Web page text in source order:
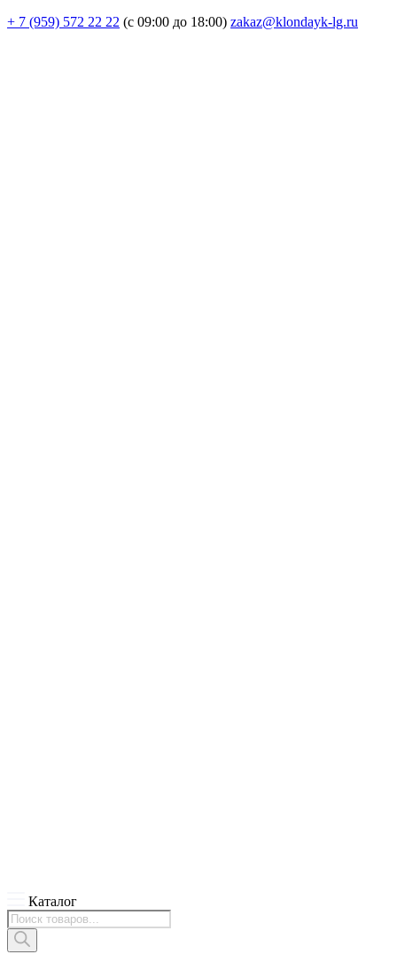
+ 7 (959) 572 22 22 (с 09:00 до 18:00) zakaz@klondayk-lg.ru
Каталог
Поиск
товаров